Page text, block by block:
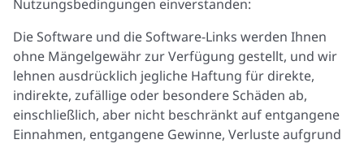
Nutzungsbedingungen einverstanden:
Die Software und die Software-Links werden Ihnen
ohne Mängelgewähr zur Verfügung gestellt, und wir
lehnen ausdrücklich jegliche Haftung für direkte,
indirekte, zufällige oder besondere Schäden ab,
einschließlich, aber nicht beschränkt auf entgangene
Einnahmen, entgangene Gewinne, Verluste aufgrund